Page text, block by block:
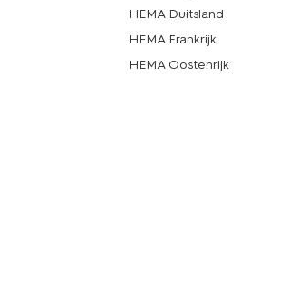
HEMA Duitsland
HEMA Frankrijk
HEMA Oostenrijk